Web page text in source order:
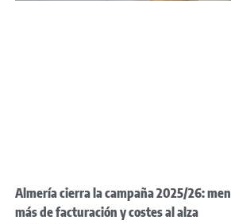
Almería cierra la campaña 2025/26:
más de facturación y costes al alza